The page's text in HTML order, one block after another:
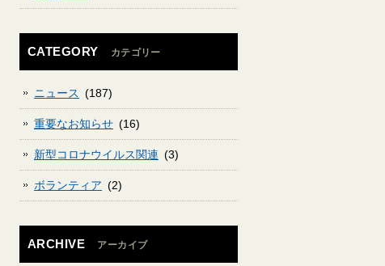
CATEGORY カテゴリー
ニュース (187)
重要なお知らせ (16)
新型コロナウイルス関連 (3)
ボランティア (2)
ARCHIVE アーカイブ